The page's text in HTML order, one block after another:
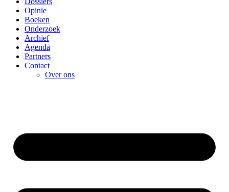
Opinie
Boeken
Onderzoek
Archief
Agenda
Partners
Contact
Over ons